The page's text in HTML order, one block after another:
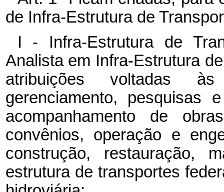
de Infra-Estrutura de
I - Infra-Estrutura de
Analista em Infra-Estrutura
atribuições voltadas
gerenciamento, pesquisas
acompanhamento de
convênios, operação e
construção, restauração,
estrutura de transportes